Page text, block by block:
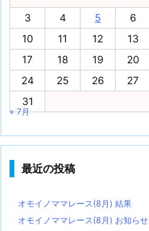
3
4 5 6
10
11 12 13
17
18 19 20
24
25 26 27
31
« 7月
最近の投稿
オモイノママレース(8月) 結果
オモイノママレース(8月) お知らせ